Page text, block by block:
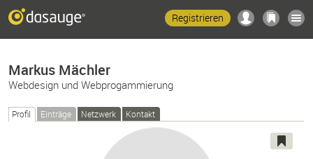
Registrieren
Markus Mächler
Webdesign und Webprogammierung
Profil Einträge Netzwerk Kontakt